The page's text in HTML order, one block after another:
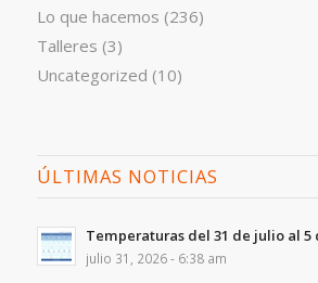
Lo que hacemos (236)
Talleres (3)
Uncategorized (10)
ÚLTIMAS NOTICIAS
Temperaturas del 31 de julio al 5
julio 31, 2026 - 6:38 am